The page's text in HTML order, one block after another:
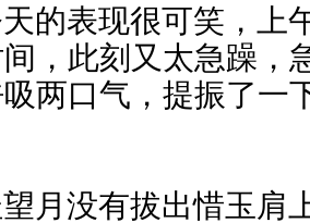
的表现很可笑，上
，此刻又太急躁，
两口气，提振了一
月没有拔出惜玉肩